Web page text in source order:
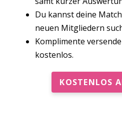
Du kannst deine
neuen Mitgliedern
Komplimente
kostenlos.
KOSTENLOS